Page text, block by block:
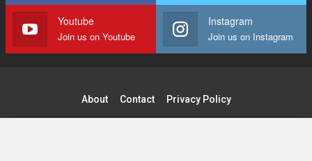
Youtube
Join us on Youtube
Instagram
Join us on Instagram
About Contact Privacy Policy